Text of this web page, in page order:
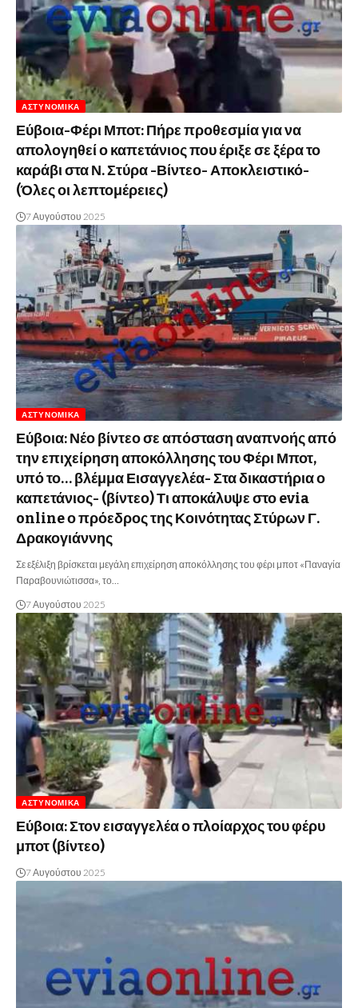
ΑΣΤΥΝΟΜΙΚΆ
Εύβοια-Φέρι Μποτ: Πήρε προθεσμία για να
απολογηθεί ο καπετάνιος που έριξε σε ξέρα το
καράβι στα Ν. Στύρα -Βίντεο- Αποκλειστικό-
(Όλες οι λεπτομέρειες)
7 Αυγούστου 2025
ΑΣΤΥΝΟΜΙΚΆ
Εύβοια: Νέο βίντεο σε απόσταση αναπνοής από
την επιχείρηση αποκόλλησης του Φέρι Μποτ,
υπό το… βλέμμα Εισαγγελέα- Στα δικαστήρια ο
καπετάνιος- (βίντεο) Τι αποκάλυψε στο evia
online ο πρόεδρος της Κοινότητας Στύρων Γ.
Δρακογιάννης
Σε εξέλιξη βρίσκεται μεγάλη επιχείρηση αποκόλλησης του φέρι μποτ «Παναγία
Παραβουνιώτισσα», το…
7 Αυγούστου 2025
ΑΣΤΥΝΟΜΙΚΆ
Εύβοια: Στον εισαγγελέα ο πλοίαρχος του φέρυ
μποτ (βίντεο)
7 Αυγούστου 2025